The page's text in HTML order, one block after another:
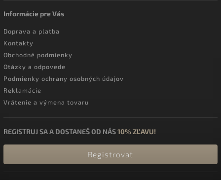
Informácie pre Vás
Doprava a platba
Kontakty
Obchodné podmienky
Otázky a odpovede
Podmienky ochrany osobných údajov
Reklamácie
Vrátenie a výmena tovaru
REGISTRUJ SA A DOSTANEŠ OD NÁS10% ZĽAVU!
Registrovať